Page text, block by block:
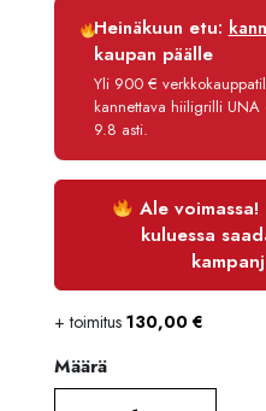
Luottoaika
Korko
Käsittelymaksu
Maksettava yhteensä
Heinäkuun etu:
kaupan päälle
Yli 900 €
kannettava hiiligrilli UNA
9.8 asti.
Ale voimassa!
kuluessa
+ toimitus 130,00 €
Määrä
Määrä